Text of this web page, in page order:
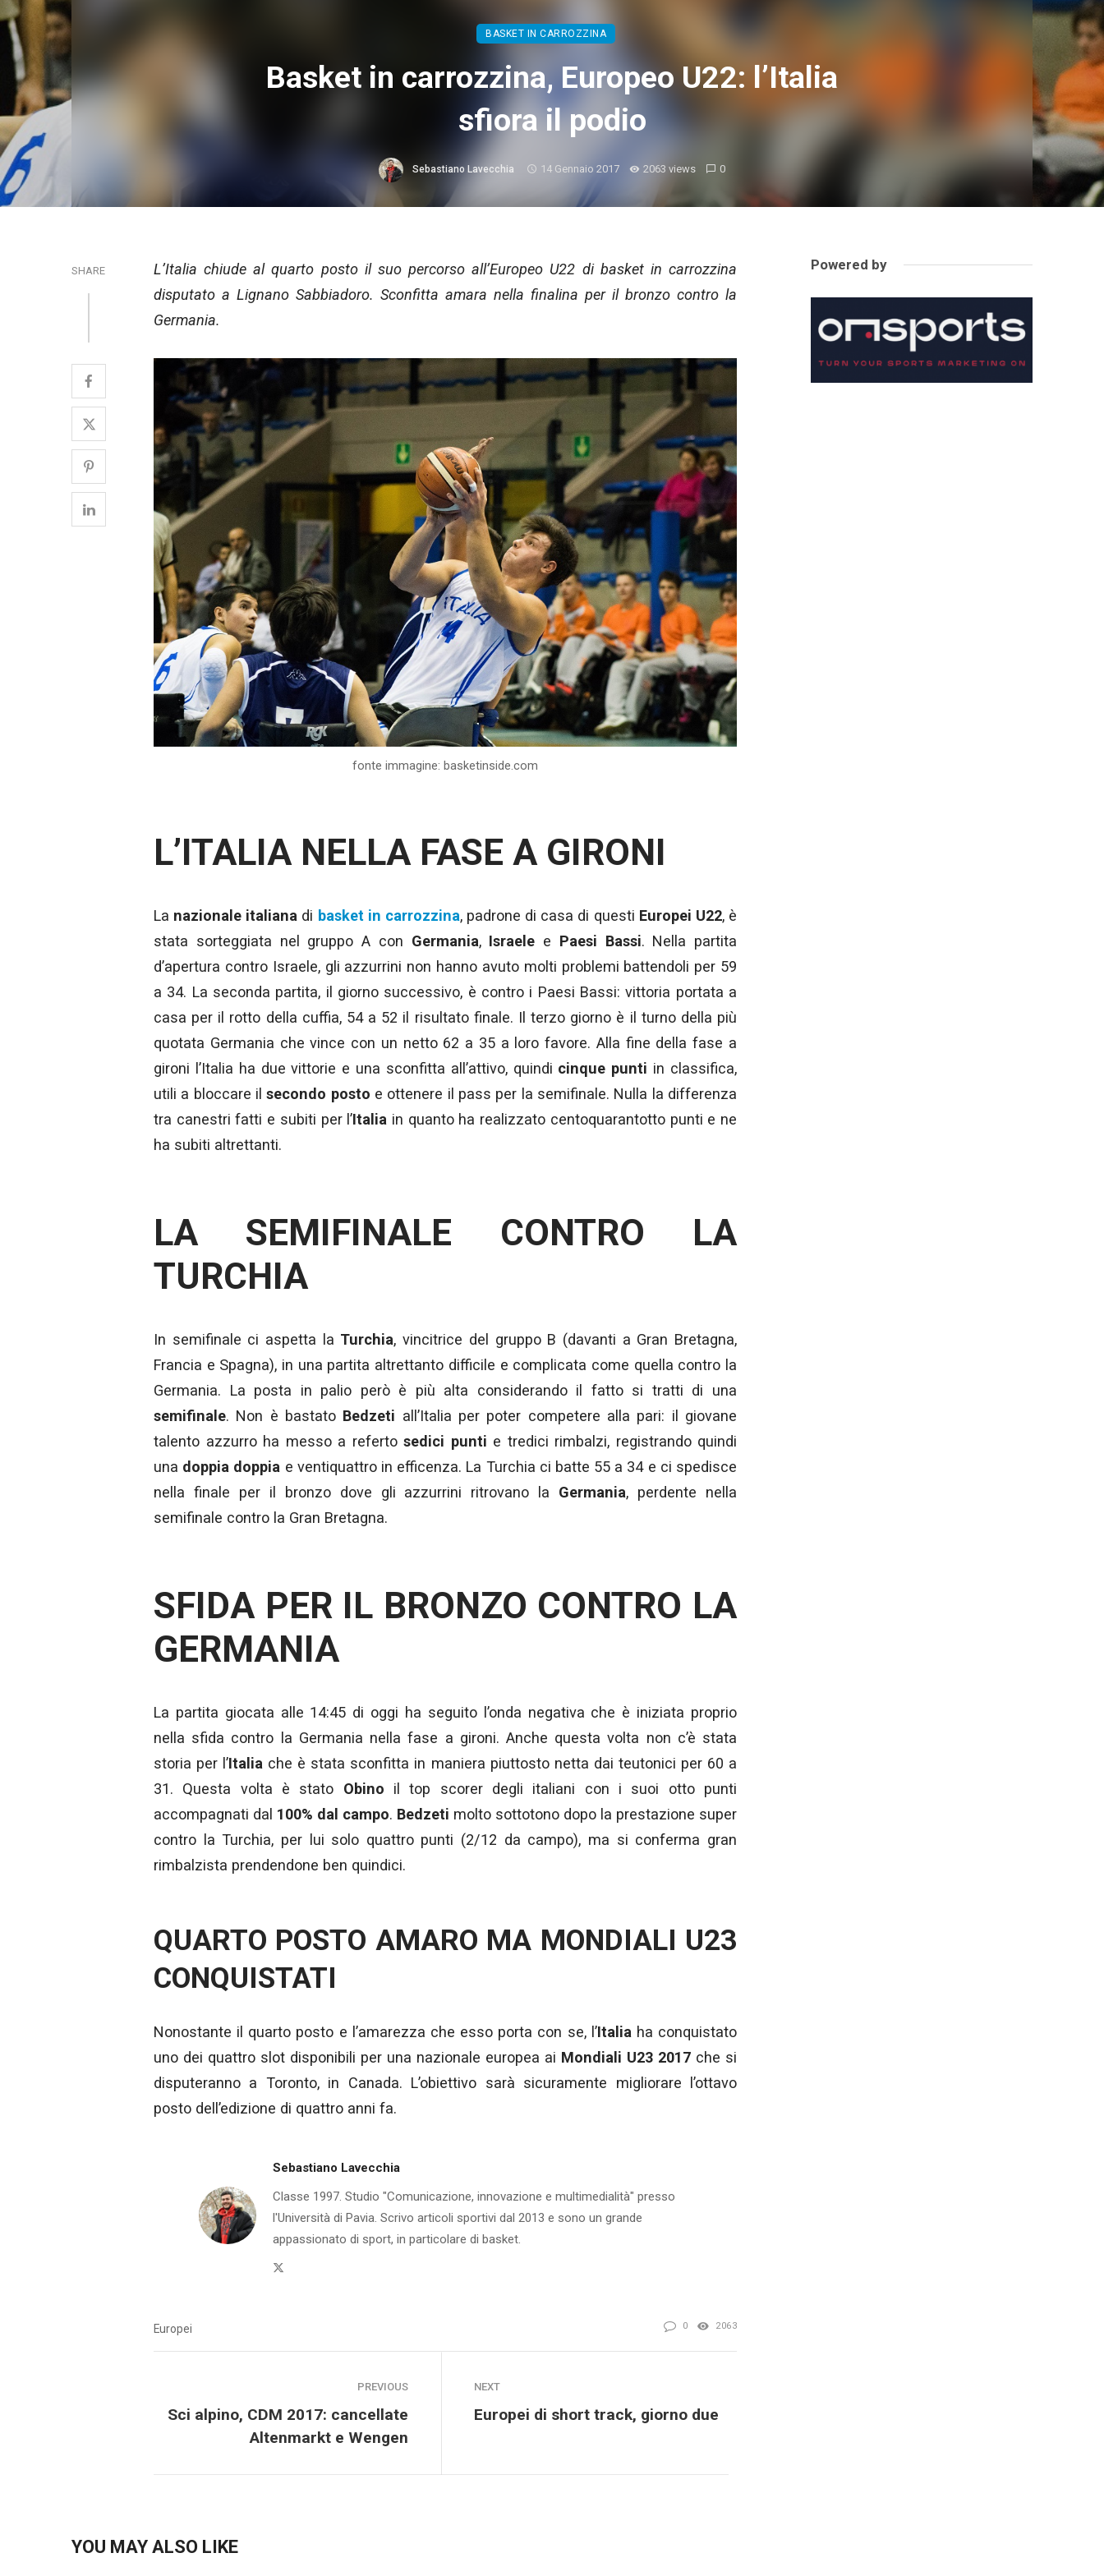
BASKET IN CARROZZINA
Basket in carrozzina, Europeo U22: l’Italia
sfiora il podio
Sebastiano Lavecchia 14 Gennaio 2017 2063 views 0
SHARE
L’Italia chiude al quarto posto il suo percorso all’Europeo U22 di basket in carrozzina
disputato a Lignano Sabbiadoro. Sconfitta amara nella finalina per il bronzo contro la
Germania.
fonte immagine: basketinside.com
L’ITALIA NELLA FASE A GIRONI
La nazionale italiana di basket in carrozzina, padrone di casa di questi Europei U22, è
stata sorteggiata nel gruppo A con Germania, Israele e Paesi Bassi. Nella partita
d’apertura contro Israele, gli azzurrini non hanno avuto molti problemi battendoli per 59
a 34. La seconda partita, il giorno successivo, è contro i Paesi Bassi: vittoria portata a
casa per il rotto della cuffia, 54 a 52 il risultato finale. Il terzo giorno è il turno della più
quotata Germania che vince con un netto 62 a 35 a loro favore. Alla fine della fase a
gironi l’Italia ha due vittorie e una sconfitta all’attivo, quindi cinque punti in classifica,
utili a bloccare ilsecondo posto e ottenere il pass per la semifinale. Nulla la differenza
tra canestri fatti e subiti per l’Italia in quanto ha realizzato centoquarantotto punti e ne
ha subiti altrettanti.
LA SEMIFINALE CONTRO LA
TURCHIA
In semifinale ci aspetta la Turchia, vincitrice del gruppo B (davanti a Gran Bretagna,
Francia e Spagna), in una partita altrettanto difficile e complicata come quella contro la
Germania. La posta in palio però è più alta considerando il fatto si tratti di una
semifinale. Non è bastato Bedzeti all’Italia per poter competere alla pari: il giovane
talento azzurro ha messo a referto sedici punti e tredici rimbalzi, registrando quindi
una doppia doppia e ventiquattro in efficenza. La Turchia ci batte 55 a 34 e ci spedisce
nella finale per il bronzo dove gli azzurrini ritrovano la Germania, perdente nella
semifinale contro la Gran Bretagna.
SFIDA PER IL BRONZO CONTRO LA
GERMANIA
La partita giocata alle 14:45 di oggi ha seguito l’onda negativa che è iniziata proprio
nella sfida contro la Germania nella fase a gironi. Anche questa volta non c’è stata
storia per l’Italia che è stata sconfitta in maniera piuttosto netta dai teutonici per 60 a
31. Questa volta è stato Obino il top scorer degli italiani con i suoi otto punti
accompagnati dal 100% dal campo. Bedzeti molto sottotono dopo la prestazione super
contro la Turchia, per lui solo quattro punti (2/12 da campo), ma si conferma gran
rimbalzista prendendone ben quindici.
QUARTO POSTO AMARO MA MONDIALI U23
CONQUISTATI
Nonostante il quarto posto e l’amarezza che esso porta con se, l’Italiaha conquistato
uno dei quattro slot disponibili per una nazionale europea ai Mondiali U23 2017 che si
disputeranno a Toronto, in Canada. L’obiettivo sarà sicuramente migliorare l’ottavo
posto dell’edizione di quattro anni fa.
Sebastiano Lavecchia
Classe 1997. Studio "Comunicazione, innovazione e multimedialità" presso
l'Università di Pavia. Scrivo articoli sportivi dal 2013 e sono un grande
appassionato di sport, in particolare di basket.
Europei 0 2063
PREVIOUS
Sci alpino, CDM 2017: cancellate
Altenmarkt e Wengen
NEXT
Europei di short track, giorno due
YOU MAY ALSO LIKE
Powered by